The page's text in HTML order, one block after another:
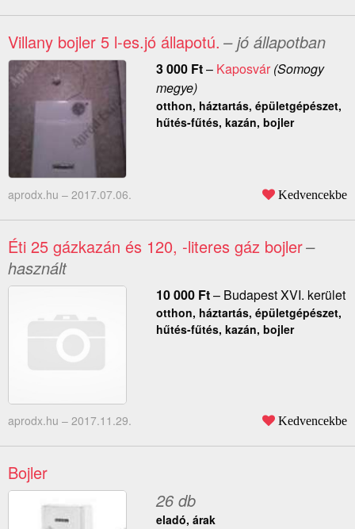
Villany bojler 5 l-es.jó állapotú. – jó állapotban
3 000 Ft– Kaposvár(Somogy
megye)
otthon, háztartás, épületgépészet,
hűtés-fűtés, kazán, bojler
aprodx.hu – 2017.07.06. Kedvencekbe
Éti 25 gázkazán és 120, -literes gáz bojler–
használt
10 000 Ft– Budapest XVI. kerület
otthon, háztartás, épületgépészet,
hűtés-fűtés, kazán, bojler
aprodx.hu – 2017.11.29. Kedvencekbe
Bojler
26 db
eladó, árak